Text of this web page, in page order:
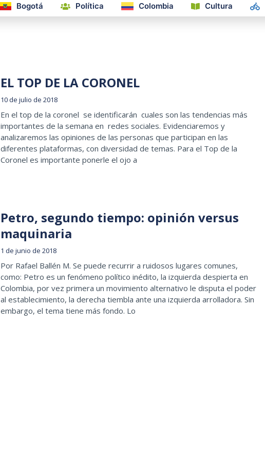
Bogotá Política Colombia Cultura
EL TOP DE LA CORONEL
10 de julio de 2018
En el top de la coronel se identificarán cuales son las tendencias más
importantes de la semana en redes sociales. Evidenciaremos y
analizaremos las opiniones de las personas que participan en las
diferentes plataformas, con diversidad de temas. Para el Top de la
Coronel es importante ponerle el ojo a
Petro, segundo tiempo: opinión versus
maquinaria
1 de junio de 2018
Por Rafael Ballén M. Se puede recurrir a ruidosos lugares comunes,
como: Petro es un fenómeno político inédito, la izquierda despierta en
Colombia, por vez primera un movimiento alternativo le disputa el poder
al establecimiento, la derecha tiembla ante una izquierda arrolladora. Sin
embargo, el tema tiene más fondo. Lo